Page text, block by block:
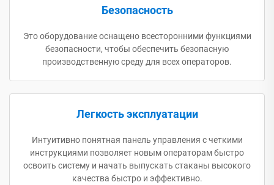
Безопасность
Это оборудование оснащено всесторонними функциями
безопасности, чтобы обеспечить безопасную
производственную среду для всех операторов.
Легкость эксплуатации
Интуитивно понятная панель управления с четкими
инструкциями позволяет новым операторам быстро
освоить систему и начать выпускать стаканы высокого
качества быстро и эффективно.